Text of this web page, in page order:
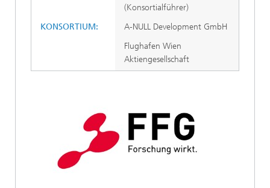
KONSORTIUM:
(Konsortialführer)
A-NULL Development GmbH
Flughafen Wien
Aktiengesellschaft